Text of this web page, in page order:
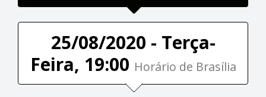
25/08/2020 - Terça-
Feira, 19:00 Horário de Brasília